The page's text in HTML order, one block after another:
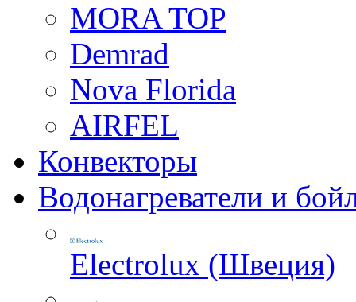
MORA TOP
Demrad
Nova Florida
AIRFEL
Конвекторы
Водонагреватели и
Electrolux (Швеция)